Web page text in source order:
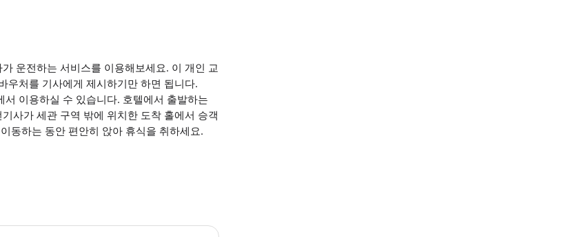
운전하는 서비스를 이용해보세요. 이 개인 교
우처를 기사에게 제시하기만 하면 됩니다.
이용하실 수 있습니다. 호텔에서 출발하는
사가 세관 구역 밖에 위치한 도착 홀에서 승객
동하는 동안 편안히 앉아 휴식을 취하세요.
개의 여행용 가방과 1개의 기내 반입 수하물이 허용됩니다. 서핑보드, 골프채, 자전거 등 크기가 크거나 초과 수하물은 특정 제한이 있을